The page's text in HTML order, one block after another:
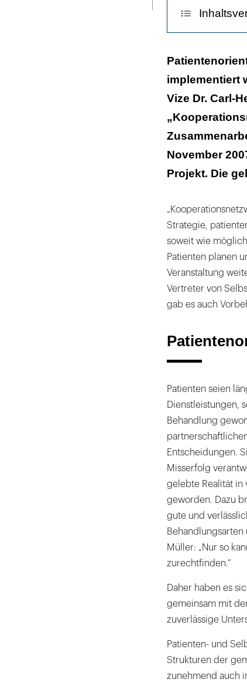
implementiert
Vize Dr. Carl-
November
Projekt. Die
Strategie,
soweit wie
Patienten planen
Veranstaltung
Vertreter von
gab es auch
Patienten seien
Dienstleistungen,
Behandlung
Entscheidungen.
Misserfolg
gelebte Realität in
geworden. Dazu
gute und
Müller: „Nur so
zurechtfinden.“
Daher haben es
gemeinsam mit
zuverlässige
Patienten- und
Strukturen der
zunehmend auch